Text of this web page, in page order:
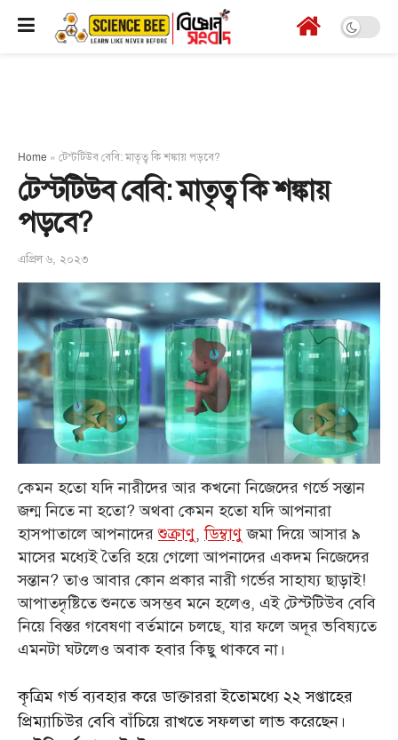
Home » টেস্টটিউব বেবি: মাতৃত্ব কি শঙ্কায় পড়বে?
টেস্টটিউব বেবি: মাতৃত্ব কি শঙ্কায়
পড়বে?
এপ্রিল ৬, ২০২৩
কেমন হতো যদি নারীদের আর কখনো নিজেদের গর্ভে সন্তান
জন্ম নিতে না হতো? অথবা কেমন হতোযদি আপনারা
হাসপাতালে আপনাদেরশুক্রাণু,ডিম্বাণু জমা দিয়ে আসার ৯
মাসের মধ্যেই তৈরি হয়ে গেলো আপনাদের একদম নিজেদের
সন্তান? তাও আবার কোন প্রকার নারী গর্ভের সাহায্য ছাড়াই!
আপাতদৃষ্টিতেশুনতে অসম্ভব মনে হলেও, এই টেস্টটিউব বেবি
নিয়ে বিস্তর গবেষণা বর্তমানে চলছে, যার ফলে অদূর ভবিষ্যতে
এমনটা ঘটলেও অবাক হবার কিছু থাকবে না।
কৃত্রিম গর্ভ ব্যবহার করে ডাক্তাররা ইতোমধ্যে ২২ সপ্তাহের
প্রিম্যাচিউর বেবি বাঁচিয়ে রাখতে সফলতা লাভ করেছেন।